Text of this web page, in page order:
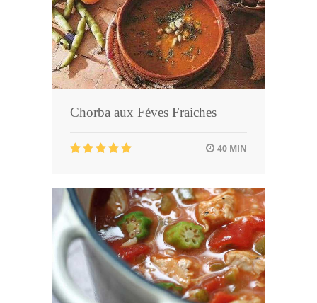
Chorba aux Féves Fraiches
40 MIN